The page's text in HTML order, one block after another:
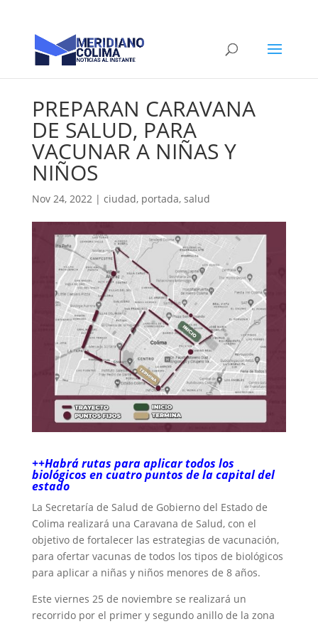
PREPARAN CARAVANA
DE SALUD, PARA
VACUNAR A NIÑAS Y
NIÑOS
Nov 24, 2022| ciudad, portada, salud
++Habrá rutas para aplicar todos los
biológicos en cuatro puntos de la capital del
estado
La Secretaría de Salud de Gobierno del Estado de
Colima realizará una Caravana de Salud, con el
objetivo de fortalecer las estrategias de vacunación,
para ofertar vacunas de todos los tipos de biológicos
para aplicar a niñas y niños menores de 8 años.
Este viernes 25 de noviembre se realizará un
recorrido por el primer y segundo anillo de la zona